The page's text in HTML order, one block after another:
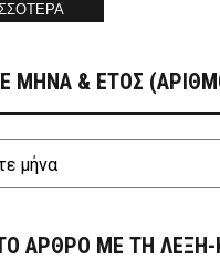
ΜΗΝΑ & ΕΤΟΣ
ΑΡΘΡΟ ΜΕ ΤΗ ΛΕΞΗ-